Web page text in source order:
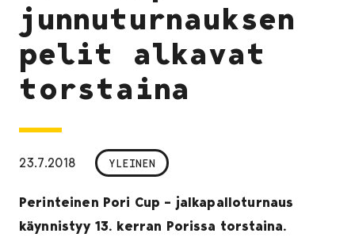
junnuturnauksen
pelit alkavat
torstaina
23.7.2018 YLEINEN
Perinteinen Pori Cup – jalkapalloturnaus
käynnistyy 13. kerran Porissa torstaina.